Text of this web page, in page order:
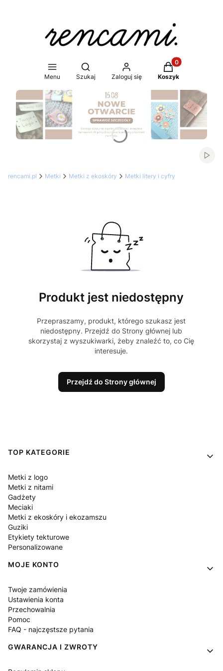
Menu
Otwórz wyszukiwarkę
Szukaj Zaloguj się
Produkty w
Koszyk
Naciśnij Enter lub spację, aby otworzyć stronę.
rencami.pl Metki Metki z ekoskóry Metki litery i cyfry
Produkt jest niedostępny
Przepraszamy, produkt, którego szukasz jest
niedostępny. Przejdź do Strony głównej lub
skorzystaj z wyszukiwarki, żeby znaleźć to, co Cię
interesuje.
Przejdź do Strony głównej
Linki w stopce
TOP KATEGORIE
Metki z logo
Metki z nitami
Gadżety
Meciaki
Metki z ekoskóry i ekozamszu
Guziki
Etykiety tekturowe
Personalizowane
MOJE KONTO
Twoje zamówienia
Ustawienia konta
Przechowalnia
Pomoc
FAQ - najczęstsze pytania
GWARANCJA I ZWROTY